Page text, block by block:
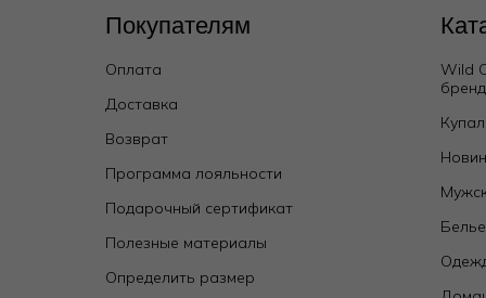
13 000
Покупателям
Оплата
Доставка
Возврат
Программа лояльности
Подарочный сертификат
Полезные материалы
Определить размер
Wild
Белье